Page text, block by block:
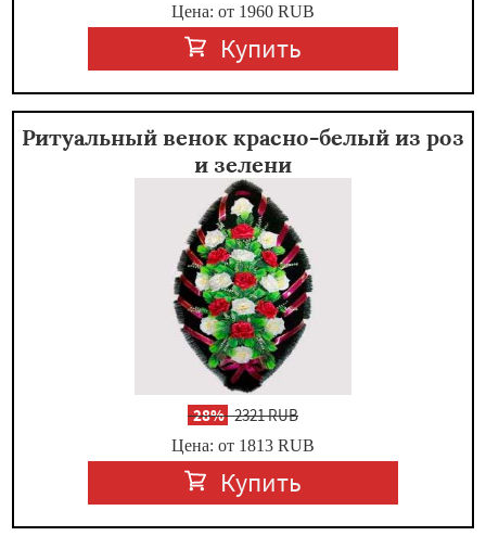
Цена: от 1960 RUB
Купить
Ритуальный венок красно-белый из роз
и зелени
-28%2321 RUB
Цена: от 1813 RUB
Купить